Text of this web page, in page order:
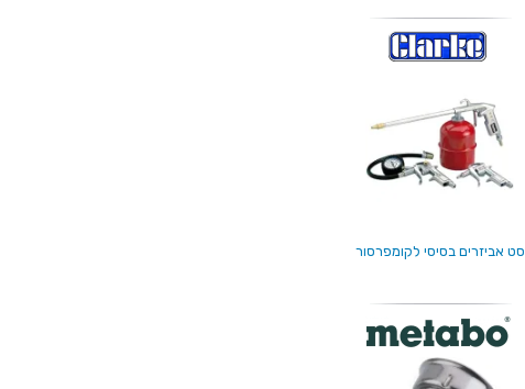
סט אביזרים בסיסי לקומפרסור